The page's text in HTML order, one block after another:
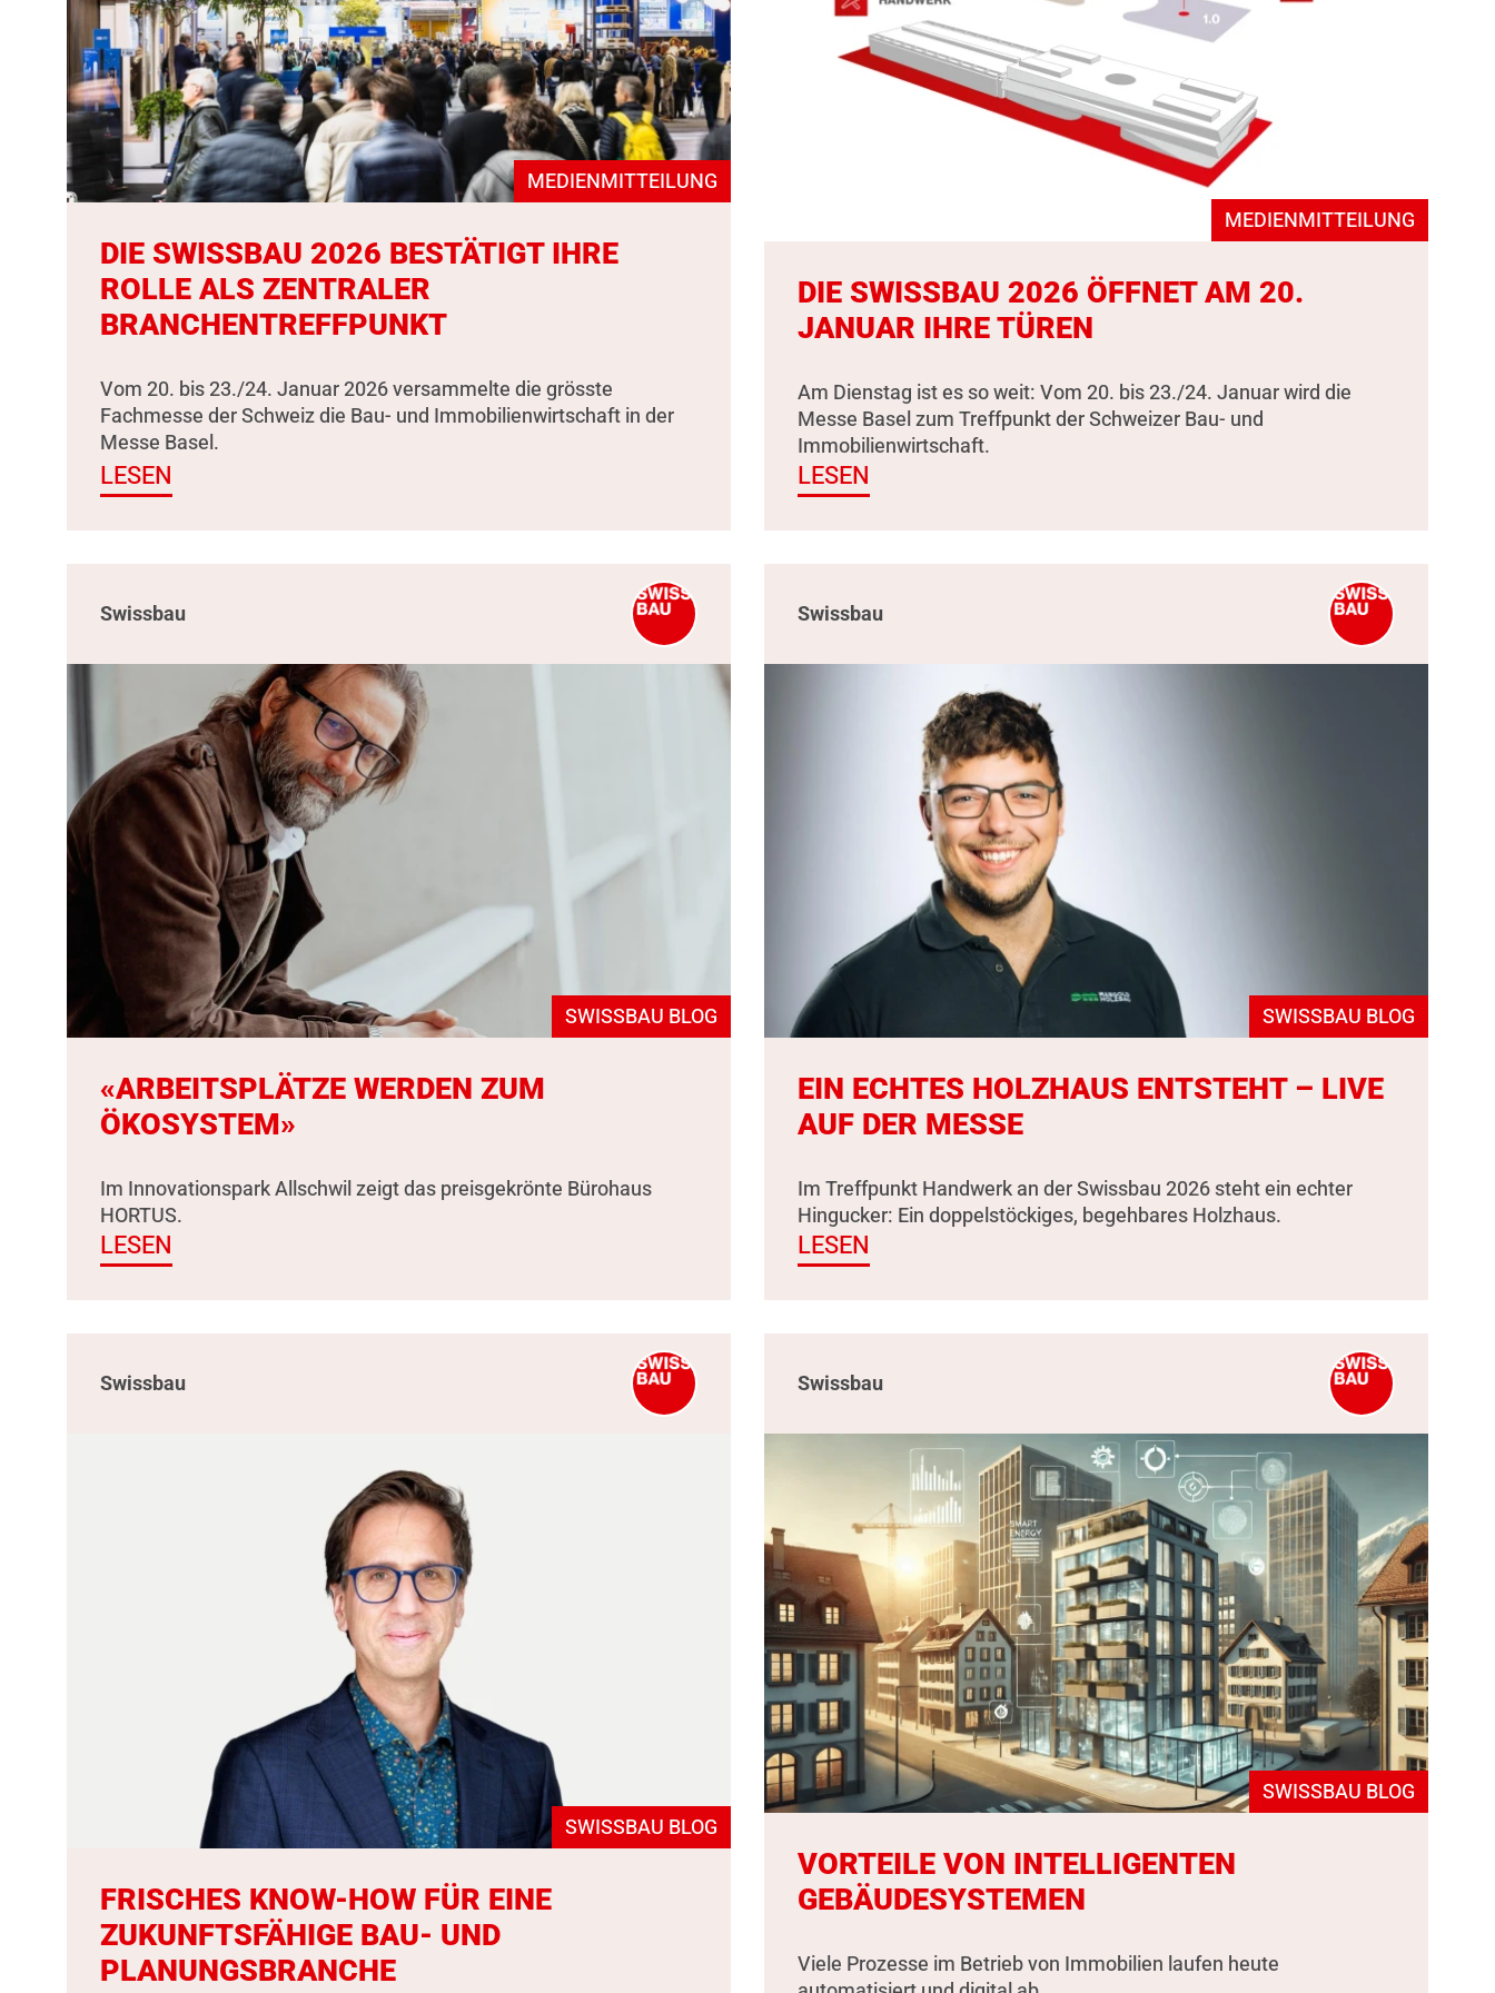
MEDIENMITTEILUNG
DIE SWISSBAU 2026 BESTÄTIGT IHRE
ROLLE ALS ZENTRALER
BRANCHENTREFFPUNKT
Vom 20. bis 23./24. Januar 2026 versammelte die grösste
Fachmesse der Schweiz die Bau- und Immobilienwirtschaft in der
Messe Basel.
LESEN
MEDIENMITTEILUNG
DIE SWISSBAU 2026 ÖFFNET AM 20.
JANUAR IHRE TÜREN
Am Dienstag ist es so weit: Vom 20. bis 23./24. Januar wird die
Messe Basel zum Treffpunkt der Schweizer Bau- und
Immobilienwirtschaft.
LESEN
Swissbau
SWISSBAU BLOG
«ARBEITSPLÄTZE WERDEN ZUM
ÖKOSYSTEM»
Im Innovationspark Allschwil zeigt das preisgekrönte Bürohaus
HORTUS.
LESEN
Swissbau
SWISSBAU BLOG
EIN ECHTES HOLZHAUS ENTSTEHT – LIVE
AUF DER MESSE
Im Treffpunkt Handwerk an der Swissbau 2026 steht ein echter
Hingucker: Ein doppelstöckiges, begehbares Holzhaus.
LESEN
Swissbau
SWISSBAU BLOG
FRISCHES KNOW-HOW FÜR EINE
ZUKUNFTSFÄHIGE BAU- UND
PLANUNGSBRANCHE
Swissbau
SWISSBAU BLOG
VORTEILE VON INTELLIGENTEN
GEBÄUDESYSTEMEN
Viele Prozesse im Betrieb von Immobilien laufen heute